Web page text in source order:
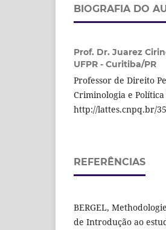
BIOGRAFIA DO
Prof. Dr. Juarez
UFPR - Curitiba/PR
Professor de Direito
Criminologia e Política
http://lattes.cnpq.br/
REFERÊNCIAS
BERGEL,
de Introdução ao